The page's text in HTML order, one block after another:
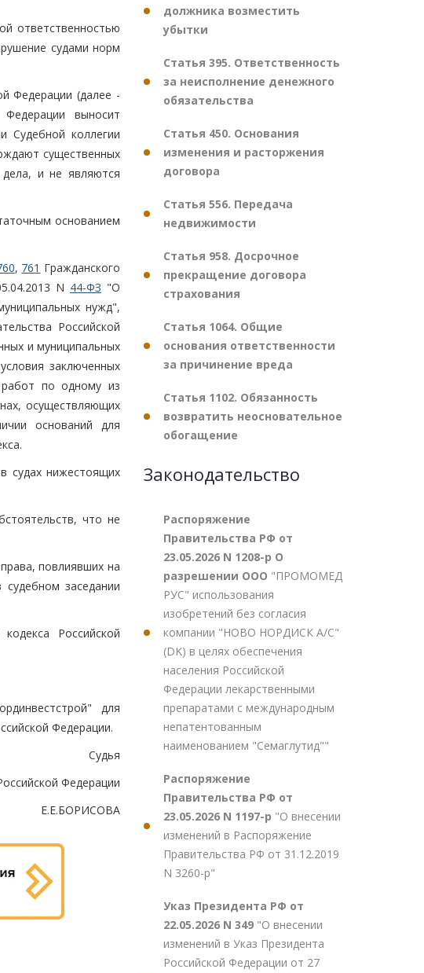
ответственностью
судами норм
Федерации (далее -
выносит
Судебной коллегии
существенных
и не являются
основанием
, 761 Гражданского
N 44-ФЗ "О
нужд",
Российской
и муниципальных
заключенных
по одному из
осуществляющих
оснований для
судах нижестоящих
что не
повлиявших на
заседании
Российской
для
Федерации.
Судья
Федерации
Е.Е.БОРИСОВА
должника возместить
убытки
Статья 395. Ответственность
за неисполнение денежного
обязательства
Статья 450. Основания
изменения и расторжения
договора
Статья 556. Передача
недвижимости
Статья 958. Досрочное
прекращение договора
страхования
Статья 1064. Общие
основания ответственности
за причинение вреда
Статья 1102. Обязанность
возвратить неосновательное
обогащение
Законодательство
Распоряжение
Правительства РФ от
23.05.2026 N 1208-р О
разрешении ООО "ПРОМОМЕД
РУС" использования
изобретений без согласия
компании "НОВО НОРДИСК А/С"
(DK) в целях обеспечения
населения Российской
Федерации лекарственными
препаратами с международным
непатентованным
наименованием "Семаглутид""
Распоряжение
Правительства РФ от
23.05.2026 N 1197-р "О внесении
изменений в Распоряжение
Правительства РФ от 31.12.2019
N 3260-р"
Указ Президента РФ от
22.05.2026 N 349 "О внесении
изменений в Указ Президента
Российской Федерации от 27